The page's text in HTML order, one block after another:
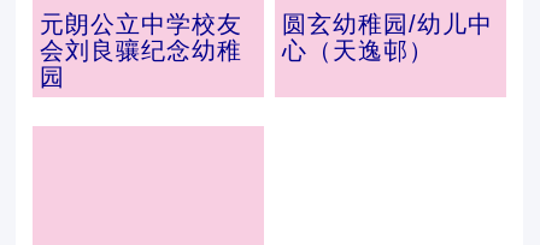
元朗公立中学校友
会刘良骧纪念幼稚
园
圆玄幼稚园/幼儿中
心（天逸邨）